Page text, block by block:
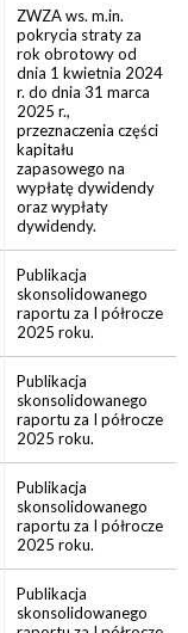
ZWZA ws. m.in.
pokrycia straty za
rok obrotowy od
dnia 1 kwietnia 2024
r. do dnia 31 marca
2025 r.,
przeznaczenia części
kapitału
zapasowego na
wypłatę dywidendy
oraz wypłaty
dywidendy.
Publikacja
skonsolidowanego
raportu za I półrocze
2025 roku.
Publikacja
skonsolidowanego
raportu za I półrocze
2025 roku.
Publikacja
skonsolidowanego
raportu za I półrocze
2025 roku.
Publikacja
skonsolidowanego